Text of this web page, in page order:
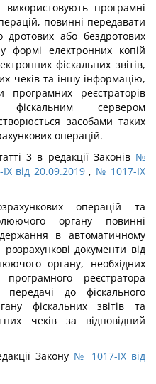
використовують програмні
повинні передавати
або бездротових
формі електронних копій
фіскальних звітів,
чеків та іншу інформацію,
програмних реєстраторів
фіскальним сервером
засобами таких
операцій.
3 в редакції Законів №
від 20.09.2019, № 1017-IX
операцій та
органу повинні
в автоматичному
документи від
органу, необхідних
реєстратора
до фіскального
фіскальних звітів та
чеків за відповідний
Закону № 1017-IX від